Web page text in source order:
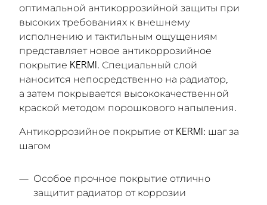
оптимальной антикоррозийной защиты при
высоких требованиях к внешнему
исполнению и тактильным ощущениям
представляет новое антикоррозийное
покрытие KERMI. Специальный слой
наносится непосредственно на радиатор,
а затем покрывается высококачественной
краской методом порошкового напыления.
Антикоррозийное покрытие от KERMI: шаг за
шагом
Особое прочное покрытие отлично
защитит радиатор от коррозии